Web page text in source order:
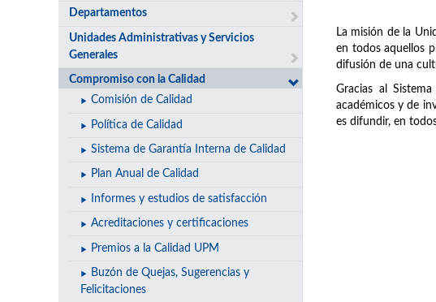
Departamentos
Unidades Administrativas y Servicios
Generales
Compromiso con la Calidad
Comisión de Calidad
Política de Calidad
Sistema de Garantía Interna de Calidad
Plan Anual de Calidad
Informes y estudios de satisfacción
Acreditaciones y certificaciones
Premios a la Calidad UPM
Buzón de Quejas, Sugerencias y
Felicitaciones
La misión de la
en todos aquellos
difusión de una
Gracias al
académicos y de
es difundir, en